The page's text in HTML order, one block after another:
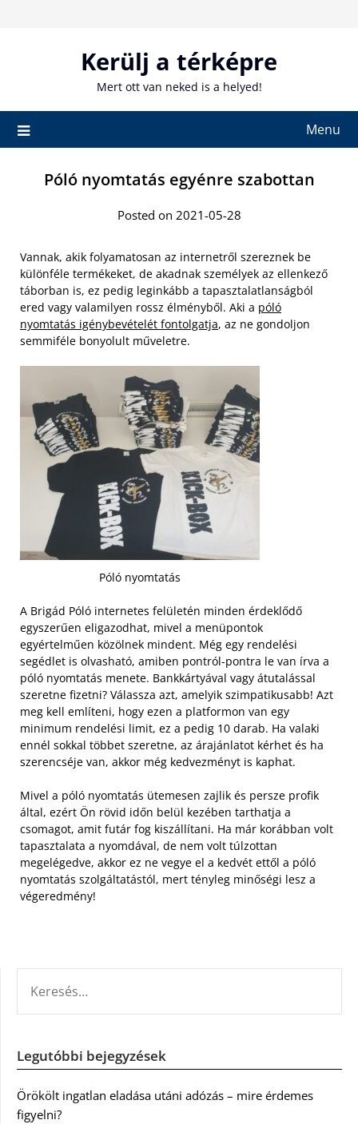
Kerülj a térképre
Mert ott van neked is a helyed!
Menu
Póló nyomtatás egyénre szabottan
Posted on 2021-05-28
Vannak, akik folyamatosan az internetről szereznek be
különféle termékeket, de akadnak személyek az ellenkező
táborban is, ez pedig leginkább a tapasztalatlanságból
ered vagy valamilyen rossz élményből. Aki a póló
nyomtatás igénybevételét fontolgatja, az ne gondoljon
semmiféle bonyolult műveletre.
Póló nyomtatás
A Brigád Póló internetes felületén minden érdeklődő
egyszerűen eligazodhat, mivel a menüpontok
egyértelműen közölnek mindent. Még egy rendelési
segédlet is olvasható, amiben pontról-pontra le van írva a
póló nyomtatás menete. Bankkártyával vagy átutalással
szeretne fizetni? Válassza azt, amelyik szimpatikusabb! Azt
meg kell említeni, hogy ezen a platformon van egy
minimum rendelési limit, ez a pedig 10 darab. Ha valaki
ennél sokkal többet szeretne, az árajánlatot kérhet és ha
szerencséje van, akkor még kedvezményt is kaphat.
Mivel a póló nyomtatás ütemesen zajlik és persze profik
által, ezért Ön rövid időn belül kezében tarthatja a
csomagot, amit futár fog kiszállítani. Ha már korábban volt
tapasztalata a nyomdával, de nem volt túlzottan
megelégedve, akkor ez ne vegye el a kedvét ettől a póló
nyomtatás szolgáltatástól, mert tényleg minőségi lesz a
végeredmény!
Legutóbbi bejegyzések
Örökölt ingatlan eladása utáni adózás – mire érdemes
figyelni?